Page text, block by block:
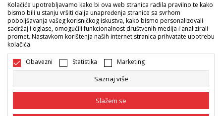
Pratite nas
Mi dijelimo naše tajne sa vama. Pratite nas na društvenim
mrežama i saznajte sve o promocijama, akcijama i novitetima.
Kolačiće upotrebljavamo kako bi ova web stranica radila pravilno te kako
bismo bili u stanju vršiti dalja unapređenja stranice sa svrhom
poboljšavanja vašeg korisničkog iskustva, kako bismo personalizovali
sadržaj i oglase, omogućili funkcionalnost društvenih medija i analizirali
promet. Nastavkom korištenja naših internet stranica prihvatate upotrebu
kolačića.
Obavezni Statistika Marketing
Saznaj više
Slažem se